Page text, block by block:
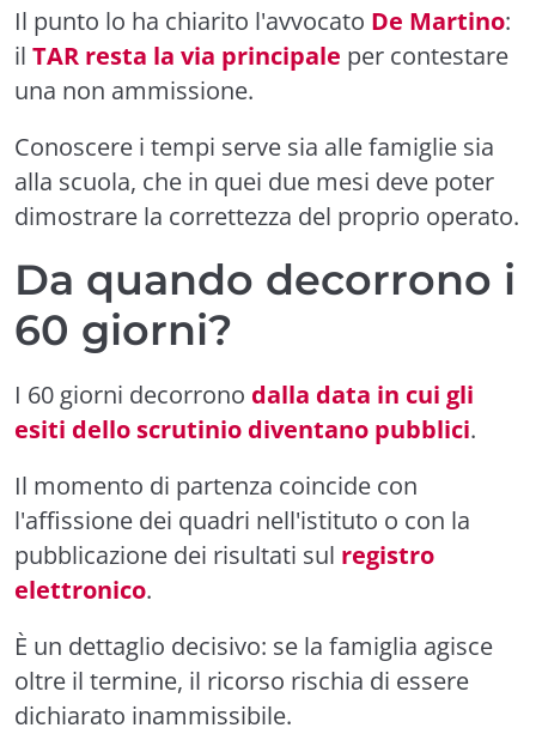
Il punto lo ha chiarito l'avvocato De Martino:
il TAR resta la via principale per contestare
una non ammissione.
Conoscere i tempi serve sia alle famiglie sia
alla scuola, che in quei due mesi deve poter
dimostrare la correttezza del proprio operato.
Da quando decorrono i
60 giorni?
I 60 giorni decorrono dalla data in cui gli
esiti dello scrutinio diventano pubblici.
Il momento di partenza coincide con
l'affissione dei quadri nell'istituto o con la
pubblicazione dei risultati sul registro
elettronico.
È un dettaglio decisivo: se la famiglia agisce
oltre il termine, il ricorso rischia di essere
dichiarato inammissibile.